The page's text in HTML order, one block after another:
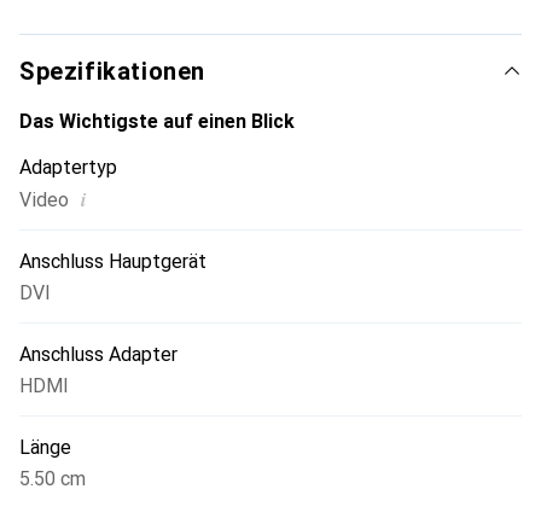
Spezifikationen
Das Wichtigste auf einen Blick
Adaptertyp
Video i
Anschluss Hauptgerät
DVI
Anschluss Adapter
HDMI
Länge
5.50 cm